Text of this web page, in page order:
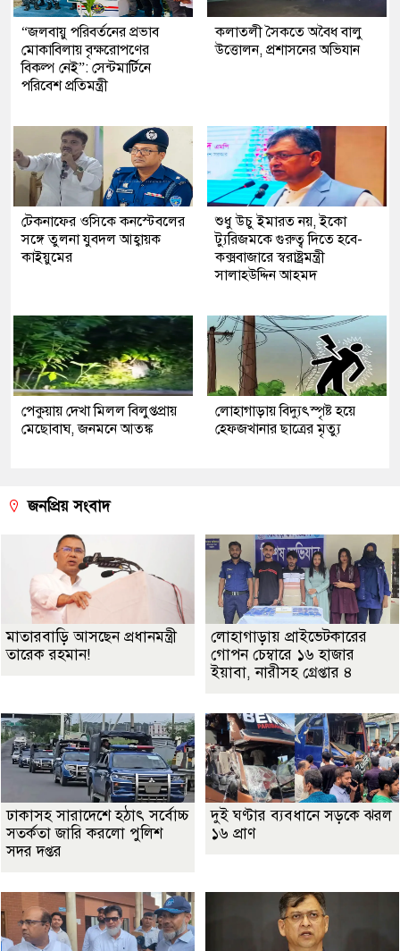
“জলবায়ু পরিবর্তনের প্রভাব
মোকাবিলায় বৃক্ষরোপণের
বিকল্প নেই”: সেন্টমার্টিনে
পরিবেশ প্রতিমন্ত্রী
কলাতলী সৈকতে অবৈধ বালু
উত্তোলন, প্রশাসনের অভিযান
টেকনাফের ওসিকে কনস্টেবলের
সঙ্গে তুলনা যুবদল আহ্বায়ক
কাইয়ুমের
শুধু উচু ইমারত নয়, ইকো
ট্যুরিজমকে গুরুত্ব দিতে হবে-
কক্সবাজারে স্বরাষ্ট্রমন্ত্রী
সালাহউদ্দিন আহমদ
পেকুয়ায় দেখা মিলল বিলুপ্তপ্রায়
মেছোবাঘ, জনমনে আতঙ্ক
লোহাগাড়ায় বিদ্যুৎস্পৃষ্ট হয়ে
হেফজখানার ছাত্রের মৃত্যু
জনপ্রিয় সংবাদ
মাতারবাড়ি আসছেন প্রধানমন্ত্রী
তারেক রহমান!
লোহাগাড়ায় প্রাইভেটকারের
গোপন চেম্বারে ১৬ হাজার
ইয়াবা, নারীসহ গ্রেপ্তার ৪
ঢাকাসহ সারাদেশে হঠাৎ সর্বোচ্চ
সতর্কতা জা‌রি করলো পুলিশ
সদর দপ্তর
দুই ঘণ্টার ব্যবধানে সড়কে ঝরল
১৬ প্রাণ